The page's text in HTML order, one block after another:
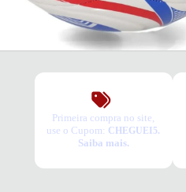
Primeira compra no site,
use o Cupom: CHEGUEI5.
Saiba mais.